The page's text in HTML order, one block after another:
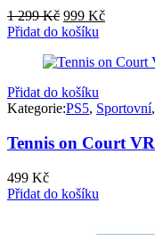
1 299Kč Původní
cena
1
999 KčAktuální
999 Kč.
Přidat do košíku
Přidat do košíku
Kategorie:PS5, Sportovní,
Tennis on Court VR
499 Kč
Přidat do košíku